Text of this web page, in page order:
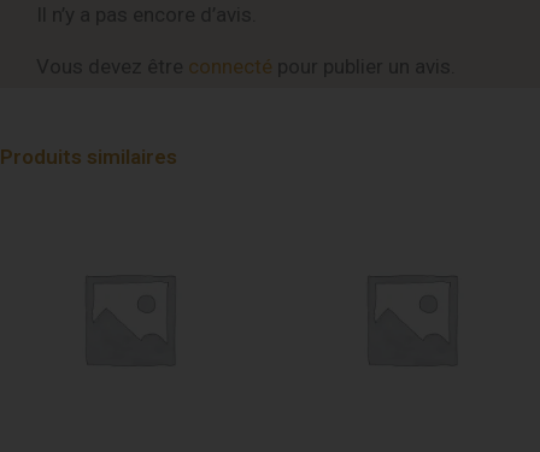
connecté
Produits similaires